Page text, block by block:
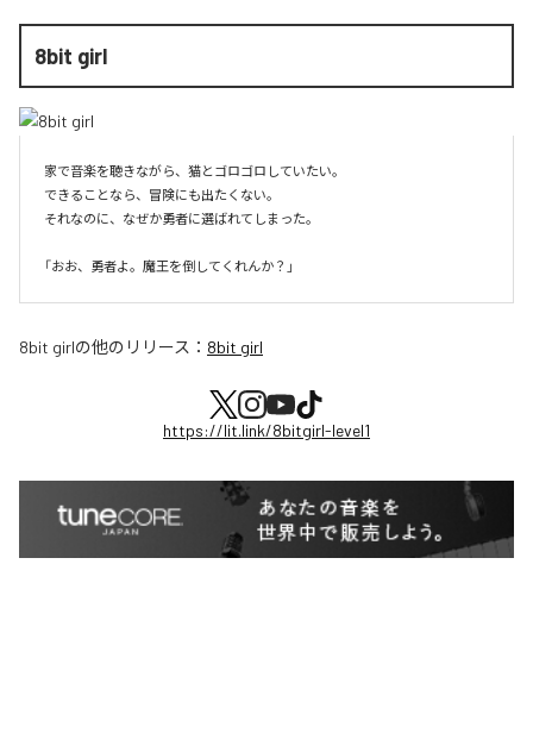
8bit girl
家で音楽を聴きながら、猫とゴロゴロしていたい。
できることなら、冒険にも出たくない。
それなのに、なぜか勇者に選ばれてしまった。
8bit girlの他のリリース： 8bit girl
https://lit.link/8bitgirl-level1